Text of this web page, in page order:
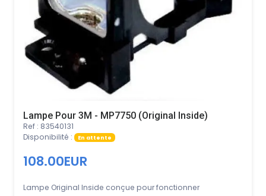
Lampe Pour 3M - MP7750 (Original Inside)
Ref : 83540131
Disponibilité :
En attente
108.00EUR
Lampe Original Inside conçue pour fonctionner